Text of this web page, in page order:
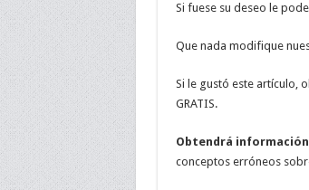
Si fuese su deseo le
Que nada modifique
Si le gustó este artículo,
GRATIS.
Obtendrá
conceptos erróneos